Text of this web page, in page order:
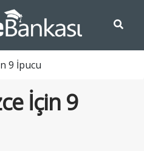
9 İpucu
İçin 9